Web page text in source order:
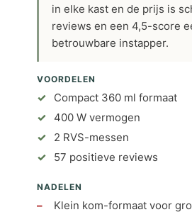
in elke kast en de prijs is
reviews en een 4,5-score
betrouwbare instapper.
VOORDELEN
Compact 360 ml formaat
400 W vermogen
2 RVS-messen
57 positieve reviews
NADELEN
Klein kom-formaat voor